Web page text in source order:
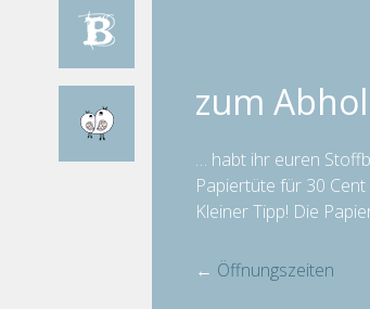
zum
… habt ihr euren
Papiertüte für 30
Kleiner Tipp! Die
← Öffnungszeiten